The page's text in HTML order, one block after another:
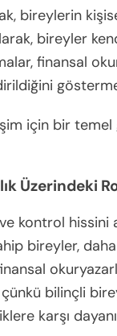
bireylerin
bireyler
finansal
için bir
Üzerindeki
kontrol
bireyler,
bilinçli
karşı